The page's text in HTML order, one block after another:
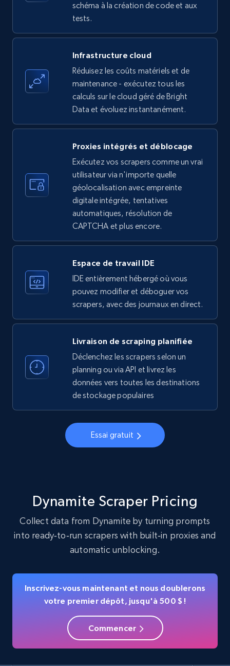
upc numbers
Title, Seller name, Brand, Description, Initial
price, Currency, Availability, Reviews count, and
more.
LinkedIn company information
ID, Name, Country code, Locations, Followers,
Employees in linkedin, About, Specialties, and
Instagram - Profiles
Account, Fbid, ID, Followers, Posts count, Is
verified, and more.
22.3K+ 3.4K+ Essai gratuit
Account, Fbid, ID, Followers, Posts count, Is
business account, Is professional account, Is
Crunchbase companies information
Name, URL, ID, Cb rank, Region, About,
15.6K+ 1.6K+ Essai gratuit
Crunchbase companies information -
schéma à la création de code et aux
tests.
Infrastructure cloud
Réduisez les coûts matériels et de
maintenance - exécutez tous les
calculs sur le cloud géré de Bright
Data et évoluez instantanément.
Proxies intégrés et déblocage
Exécutez vos scrapers comme un vrai
utilisateur via n'importe quelle
géolocalisation avec empreinte
digitale intégrée, tentatives
automatiques, résolution de
CAPTCHA et plus encore.
Espace de travail IDE
IDE entièrement hébergé où vous
pouvez modifier et déboguer vos
scrapers, avec des journaux en direct.
Livraison de scraping planifiée
Déclenchez les scrapers selon un
planning ou via API et livrez les
données vers toutes les destinations
de stockage populaires
Essai gratuit
Dynamite Scraper Pricing
Collect data from Dynamite by turning prompts
into ready‑to‑run scrapers with built‑in proxies and
automatic unblocking.
Inscrivez-vous maintenant et nous doublerons
votre premier dépôt, jusqu'à 500 $ !
Commencer